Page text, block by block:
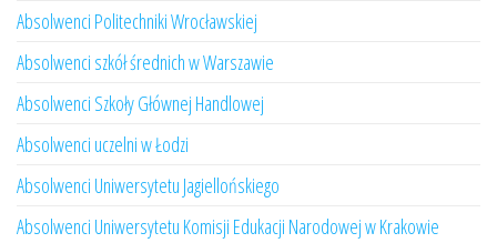
Absolwenci Politechniki Wrocławskiej
Absolwenci szkół średnich w Warszawie
Absolwenci Szkoły Głównej Handlowej
Absolwenci uczelni w Łodzi
Absolwenci Uniwersytetu Jagiellońskiego
Absolwenci Uniwersytetu Komisji Edukacji Narodowej w Krakowie